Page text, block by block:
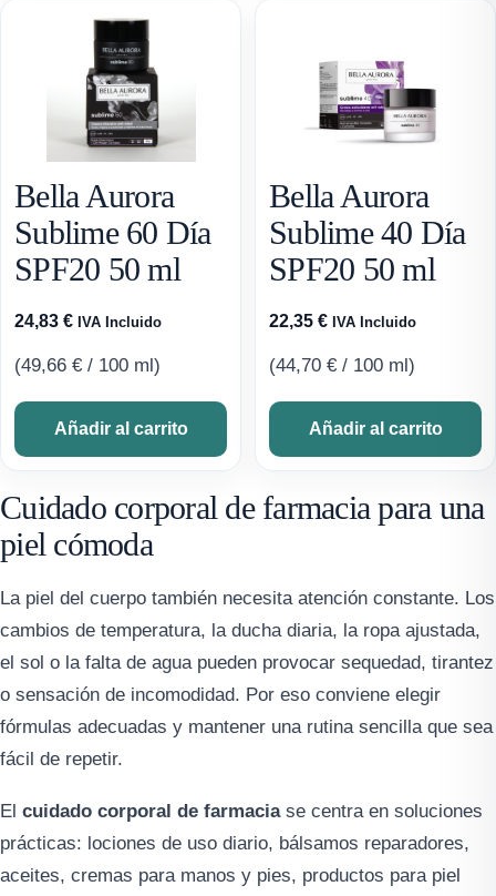
Bella Aurora
Sublime 60 Día
SPF20 50 ml
24,83 € IVA Incluido
(49,66 € / 100 ml)
Añadir al carrito
Bella Aurora
Sublime 40 Día
SPF20 50 ml
22,35 € IVA Incluido
(44,70 € / 100 ml)
Añadir al carrito
Cuidado corporal de farmacia para una
piel cómoda
La piel del cuerpo también necesita atención constante. Los
cambios de temperatura, la ducha diaria, la ropa ajustada,
el sol o la falta de agua pueden provocar sequedad, tirantez
o sensación de incomodidad. Por eso conviene elegir
fórmulas adecuadas y mantener una rutina sencilla que sea
fácil de repetir.
El cuidado corporal de farmaciase centra en soluciones
prácticas: lociones de uso diario, bálsamos reparadores,
aceites, cremas para manos y pies, productos para piel